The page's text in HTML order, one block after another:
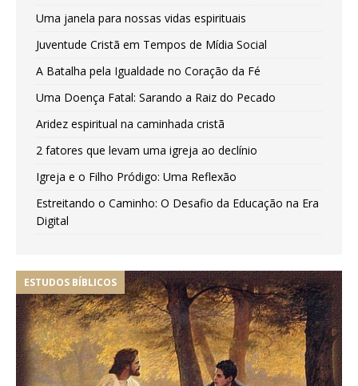
Uma janela para nossas vidas espirituais
Juventude Cristã em Tempos de Mídia Social
A Batalha pela Igualdade no Coração da Fé
Uma Doença Fatal: Sarando a Raiz do Pecado
Aridez espiritual na caminhada cristã
2 fatores que levam uma igreja ao declínio
Igreja e o Filho Pródigo: Uma Reflexão
Estreitando o Caminho: O Desafio da Educação na Era
Digital
ESTUDOS BÍBLICOS